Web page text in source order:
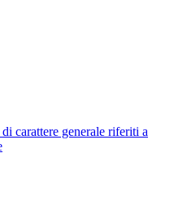
carattere generale riferiti a